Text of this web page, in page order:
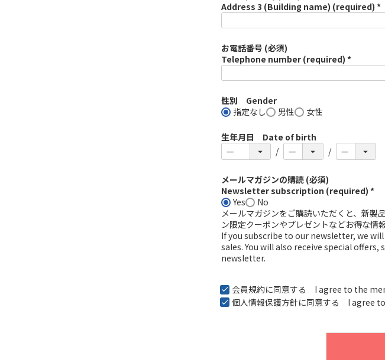
Address 3 (Building name) (required) *
お電話番号 (必須)
Telephone number (required) *
性別 Gender
指定なし
男性 女性
生年月日 Date of birth
メールマガジンの購読 (必須)
Newsletter subscription (required) *
Yes
No
メールマガジンをご購読いただくと、新製
ン限定クーポンやプレゼントなどお得な情
If you subscribe to our newsletter, we
sales. You will also receive special
newsletter.
会員規約に同意する I agree to the
個人情報保護方針に同意する I agree